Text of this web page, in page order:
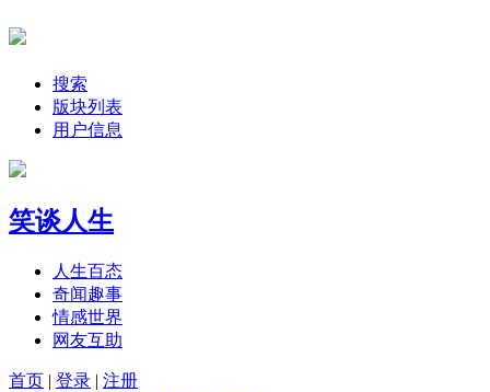
搜索
版块列表
用户信息
笑谈人生
人生百态
奇闻趣事
情感世界
网友互助
首页 | 登录 | 注册